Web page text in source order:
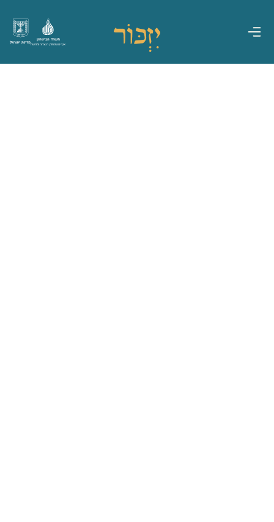
מדינת ישראל
משרד הביטחון
אגף משפחות, הנצחה ומורשת